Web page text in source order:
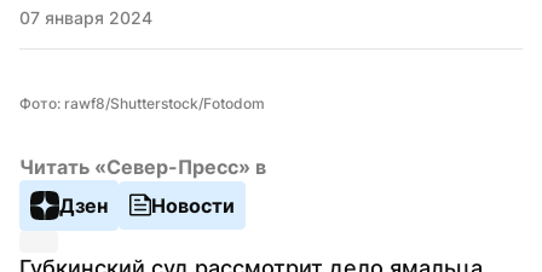
07 января 2024
Фото: rawf8/Shutterstock/Fotodom
Читать «Север-Пресс» в
Дзен
Новости